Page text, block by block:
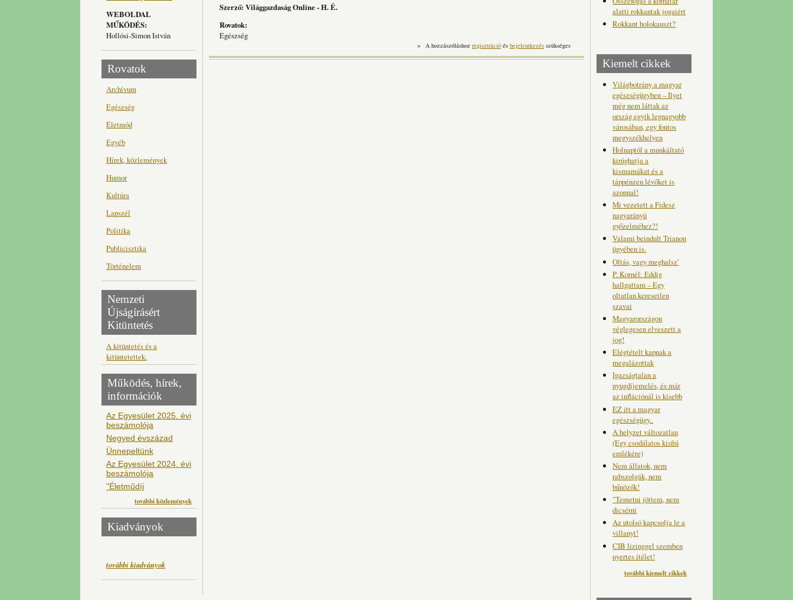
WEBOLDAL
MŰKÖDÉS:
Hollósi-Simon István
Rovatok
Archívum
Egészség
Életmód
Egyéb
Hírek, közlemények
Humor
Kultúra
Lapszél
Politika
Publicisztika
Történelem
Nemzeti
Újságírásért
Kitüntetés
A kitüntetés és a
kitüntetettek.
Működés, hírek,
információk
Az Egyesület 2025. évi
beszámolója
Negyed évszázad
Ünnepeltünk
Az Egyesület 2024. évi
beszámolója
"Életműdíj
további közlemények
Kiadványok
további kiadványok
Szerző: Világgazdaság Online - H. É.
Rovatok:
Egészség
» A hozzászóláshoz regisztrációés bejelentkezésszükséges
alatti rokkantak jogaiért
Rokkant holokauszt?
Kiemelt cikkek
Világbotrány a magyar
egészségügyben – Ilyet
még nem láttak az
ország egyik legnagyobb
városában, egy fontos
megyszékhelyen
Holnaptól a munkáltató
kirúghatja a
kismamákat és a
táppénzen lévőket is
azonnal!
Mi vezetett a Fidesz
nagyarányú
győzelméhez?!
Valami beindult Trianon
ügyében is.
Oltás, vagy meghalsz'
P. Kornél: Eddig
hallgattam – Egy
oltatlan keresetlen
szavai
Magyarországon
véglegesen elveszett a
jog!
Elégtételt kapnak a
megalázottak
Igazságtalan a
nyugdíjemelés, és már
az inflációnál is kisebb
EZ itt a magyar
egészségügy..
A helyzet változatlan
(Egy csodálatos kisfiú
emlékére)
Nem állatok, nem
rabszolgák, nem
bűnözők!
"Temetni jöttem, nem
dicsérni
Az utolsó kapcsolja le a
villanyt!
CIB lizinggel szemben
nyertes ítélet!
további kiemelt cikkek